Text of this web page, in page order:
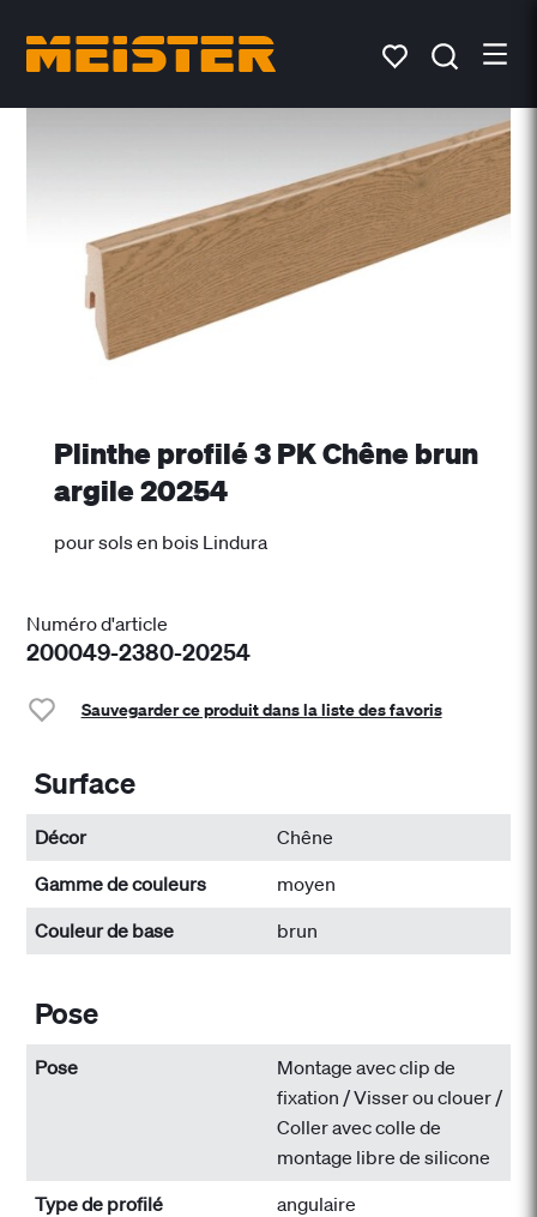
Plinthe profilé 3 PK Chêne brun
argile 20254
pour sols en bois Lindura
Numéro d'article
200049-2380-20254
Sauvegarder ce produit dans la liste des favoris
Surface
Décor
Chêne
Gamme de couleurs
moyen
Couleur de base
brun
Pose
Pose
Montage avec clip de
fixation / Visser ou clouer /
Coller avec colle de
montage libre de silicone
Type de profilé
angulaire